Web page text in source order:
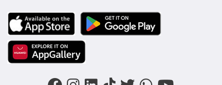
Image Image
Image